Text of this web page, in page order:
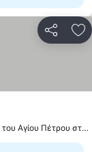
0.7 χλμ. από: Βασιλική του Αγίου Πέτρου στο Βατικανό